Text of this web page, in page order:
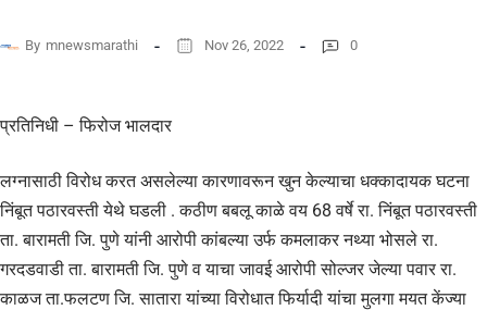
By mnewsmarathi Nov 26, 2022 0
प्रतिनिधी – फिरोज भालदार
लग्नासाठी विरोध करत असलेल्या कारणावरून खुन केल्याचा धक्कादायक घटना
निंबूत पठारवस्ती येथे घडली . कठीण बबलू काळे वय 68 वर्षे रा. निंबूत पठारवस्ती
ता. बारामती जि. पुणे यांनी आरोपी कांबल्या उर्फ कमलाकर नथ्या भोसले रा.
गरदडवाडी ता. बारामती जि. पुणे व याचा जावई आरोपी सोल्जर जेल्या पवार रा.
काळज ता.फलटण जि. सातारा यांच्या विरोधात फिर्यादी यांचा मुलगा मयत केंज्या